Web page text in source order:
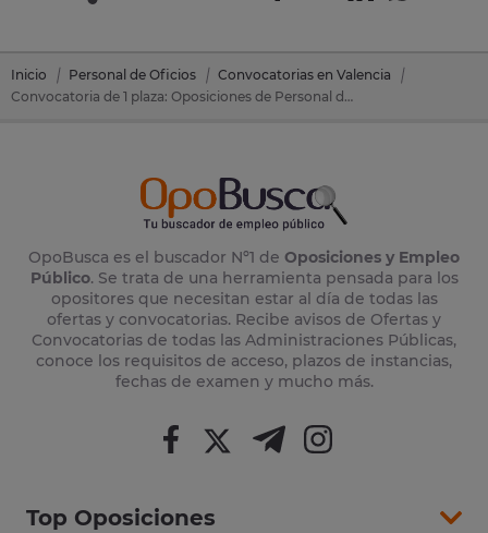
Inicio Personal de Oficios
Convocatorias en Valencia
Convocatoria de 1 plaza: Oposiciones de Personal de Oficios en Gandia (Valencia)
OpoBusca es el buscador Nº1 de Oposiciones y Empleo
Público. Se trata de una herramienta pensada para los
opositores que necesitan estar al día de todas las
ofertas y convocatorias. Recibe avisos de Ofertas y
Convocatorias de todas las Administraciones Públicas,
conoce los requisitos de acceso, plazos de instancias,
fechas de examen y mucho más.
Top Oposiciones